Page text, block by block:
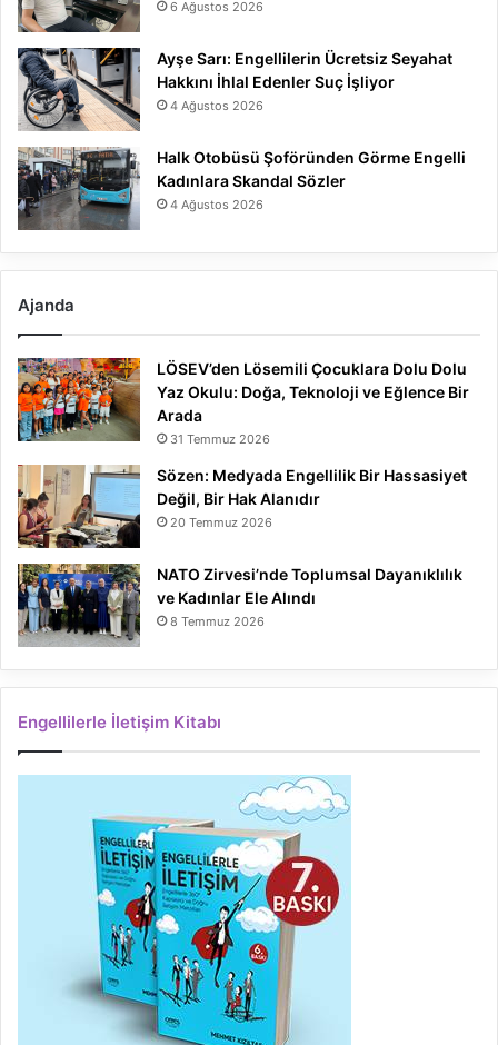
6 Ağustos 2026
Ayşe Sarı: Engellilerin Ücretsiz Seyahat
Hakkını İhlal Edenler Suç İşliyor
4 Ağustos 2026
Halk Otobüsü Şoföründen Görme Engelli
Kadınlara Skandal Sözler
4 Ağustos 2026
Ajanda
LÖSEV’den Lösemili Çocuklara Dolu Dolu
Yaz Okulu: Doğa, Teknoloji ve Eğlence Bir
Arada
31 Temmuz 2026
Sözen: Medyada Engellilik Bir Hassasiyet
Değil, Bir Hak Alanıdır
20 Temmuz 2026
NATO Zirvesi’nde Toplumsal Dayanıklılık
ve Kadınlar Ele Alındı
8 Temmuz 2026
Engellilerle İletişim Kitabı